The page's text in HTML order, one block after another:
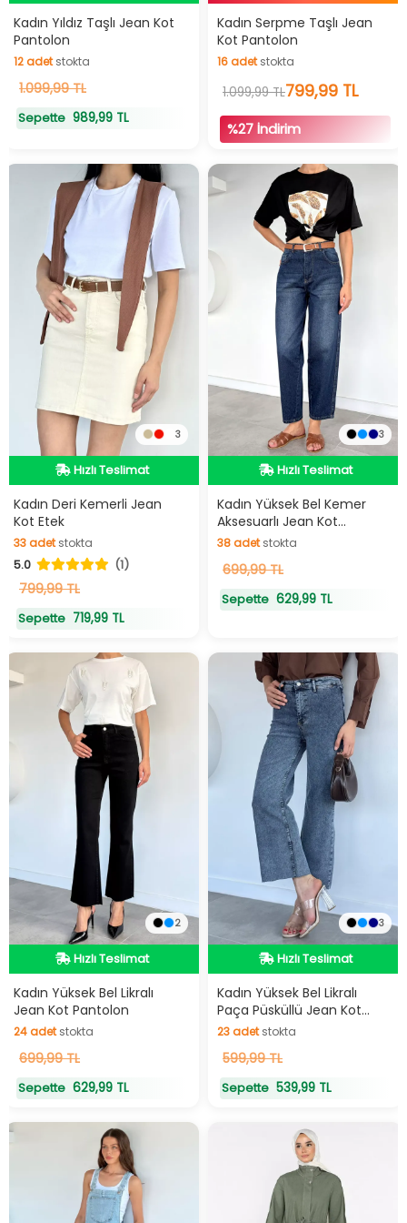
Hızlı Teslimat
Kadın Yıldız Taşlı Jean Kot
Pantolon
12adetstokta
12adetstokta
1.099,99 TL
Sepette 989,99 TL
İndirimli Ürün
Kadın Serpme Taşlı Jean
Kot Pantolon
16adetstokta
16 adetstokta
1.099,99 TL799,99 TL
%27 İndirim
3
Hızlı Teslimat
Hızlı Teslimat
Kadın Deri Kemerli Jean
Kot Etek
33adetstokta
33adetstokta
5.0 (1)
799,99 TL
Sepette 719,99 TL
3
Hızlı Teslimat
Hızlı Teslimat
Kadın Yüksek Bel Kemer
Aksesuarlı Jean Kot
Pantolon
38adetstokta
38adetstokta
699,99 TL
Sepette 629,99 TL
2
Hızlı Teslimat
Hızlı Teslimat
Kadın Yüksek Bel Likralı
Jean Kot Pantolon
24adetstokta
24adetstokta
699,99 TL
Sepette 629,99 TL
3
Hızlı Teslimat
Hızlı Teslimat
Kadın Yüksek Bel Likralı
Paça Püsküllü Jean Kot
Pantolon
23adetstokta
23adetstokta
599,99 TL
Sepette 539,99 TL